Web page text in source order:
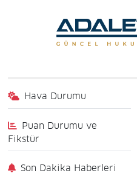
Hava Durumu
Puan Durumu ve
Fikstür
Son Dakika Haberleri